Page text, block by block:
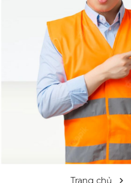
Trang chủ